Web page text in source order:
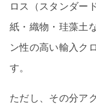
ロス（スタンダー
紙・織物・珪藻土
ン性の高い輸入ク
す。
ただし、その分ア